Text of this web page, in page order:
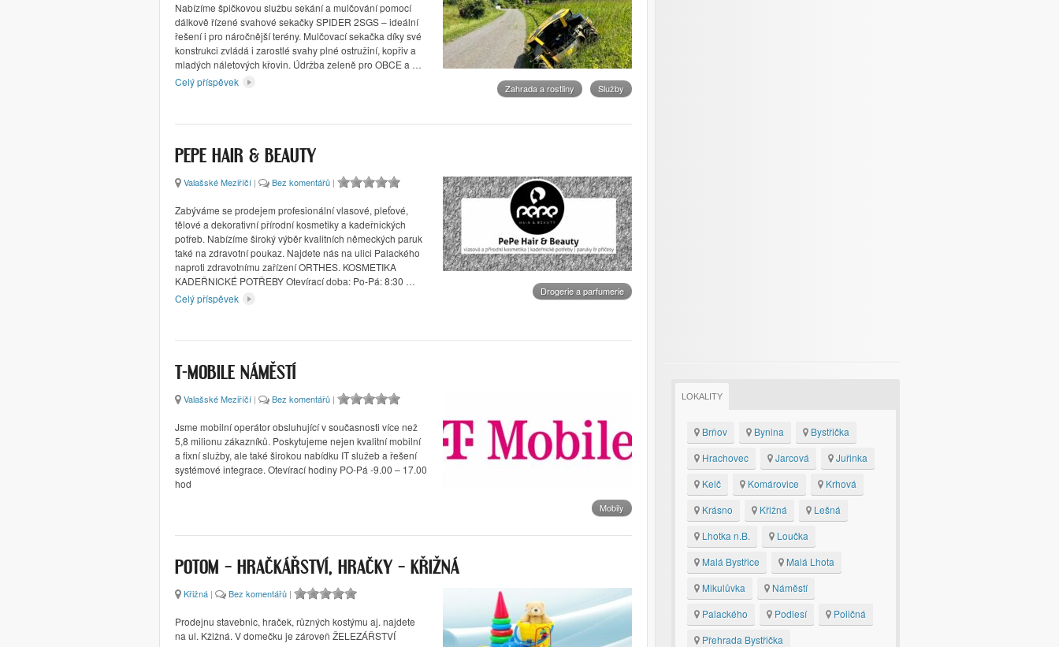
Zahrada a rostliny Služby
Nabízíme špičkovou službu sekání a mulčování pomocí
dálkově řízené svahové sekačky SPIDER 2SGS – ideální
řešení i pro náročnější terény. Mulčovací sekačka díky své
konstrukci zvládá i zarostlé svahy plné ostružiní, kopřiv a
mladých náletových křovin. Údržba zeleně pro OBCE a …
Celý příspěvek
PEPE HAIR & BEAUTY
Drogerie a parfumerie
Valašské Meziříčí | Bez komentářů |
Zabýváme se prodejem profesionální vlasové, pleťové,
tělové a dekorativní přírodní kosmetiky a kadeřnických
potřeb. Nabízíme široký výběr kvalitních německých paruk
také na zdravotní poukaz. Najdete nás na ulici Palackého
naproti zdravotnímu zařízení ORTHES. KOSMETIKA
KADEŘNICKÉ POTŘEBY Otevírací doba: Po-Pá: 8:30 …
Celý příspěvek
T-MOBILE NÁMĚSTÍ
Mobily
Valašské Meziříčí | Bez komentářů |
Jsme mobilní operátor obsluhující v současnosti více než
5,8 milionu zákazníků. Poskytujeme nejen kvalitní mobilní
a fixní služby, ale také širokou nabídku IT služeb a řešení
systémové integrace. Otevírací hodiny PO-Pá -9.00 – 17.00
hod
POTOM – HRAČKÁŘSTVÍ, HRAČKY – KŘIŽNÁ
Křižná | Bez komentářů |
Prodejnu stavebnic, hraček, různých kostýmu aj. najdete
na ul. Kžižná. V domečku je zároveň ŽELEZÁŘSTVÍ
LOKALITY
Brňov Bynina
Bystřička
Hrachovec
Jarcová
Juřinka
Kelč
Komárovice
Krhová
Krásno
Křižná
Lešná
Lhotka n.B.
Loučka
Malá Bystřice
Malá Lhota
Mikulůvka
Náměstí
Palackého
Podlesí
Poličná
Přehrada Bystřička